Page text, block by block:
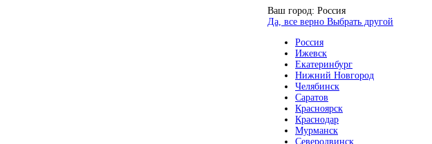
Ваш город: Россия
Да, все верно Выбрать другой
Россия
Ижевск
Екатеринбург
Нижний Новгород
Челябинск
Саратов
Красноярск
Краснодар
Мурманск
Северодвинск